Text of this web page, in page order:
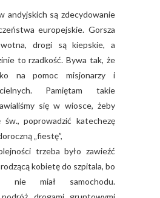
andyjskich są zdecydowanie
europejskie. Gorsza
drogi są kiepskie, a
to rzadkość. Bywa tak, że
na pomoc misjonarzy i
Pamiętam takie
się w wiosce, żeby
św., poprowadzić katechezę
„fiestę”,
trzeba było zawieźć
kobietę do szpitala, bo
miał samochodu.